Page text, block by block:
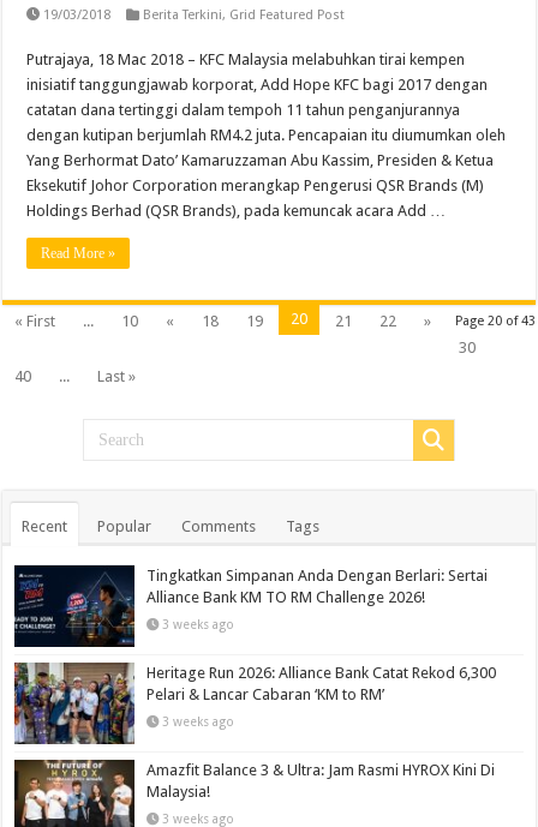
19/03/2018 Berita Terkini, Grid Featured Post
Putrajaya, 18 Mac 2018 – KFC Malaysia melabuhkan tirai kempen
inisiatif tanggungjawab korporat, Add Hope KFC bagi 2017 dengan
catatan dana tertinggi dalam tempoh 11 tahun penganjurannya
dengan kutipan berjumlah RM4.2 juta. Pencapaian itu diumumkan oleh
Yang Berhormat Dato’ Kamaruzzaman Abu Kassim, Presiden & Ketua
Eksekutif Johor Corporation merangkap Pengerusi QSR Brands (M)
Holdings Berhad (QSR Brands), pada kemuncak acara Add …
Read More »
Page 20 of 43
« First ... 10 « 18 19 20 21 22
»
30
40
... Last »
Recent Popular Comments Tags
Tingkatkan Simpanan Anda Dengan Berlari: Sertai
Alliance Bank KM TO RM Challenge 2026!
3 weeks ago
Heritage Run 2026: Alliance Bank Catat Rekod 6,300
Pelari & Lancar Cabaran ‘KM to RM’
3 weeks ago
Amazfit Balance 3 & Ultra: Jam Rasmi HYROX Kini Di
Malaysia!
3 weeks ago